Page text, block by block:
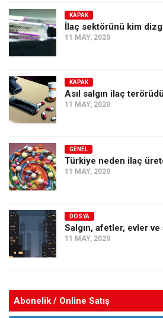
KAPAK
İlaç sektörünü kim
11 MAY, 2020
KAPAK
Asıl salgın ilaç
11 MAY, 2020
GENEL
Türkiye neden ilaç
11 MAY, 2020
DOSYA
Salgın, afetler, evler
11 MAY, 2020
Abonelik / Online Satış